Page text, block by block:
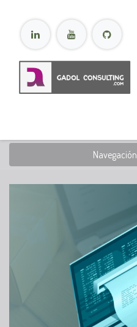
Navegación